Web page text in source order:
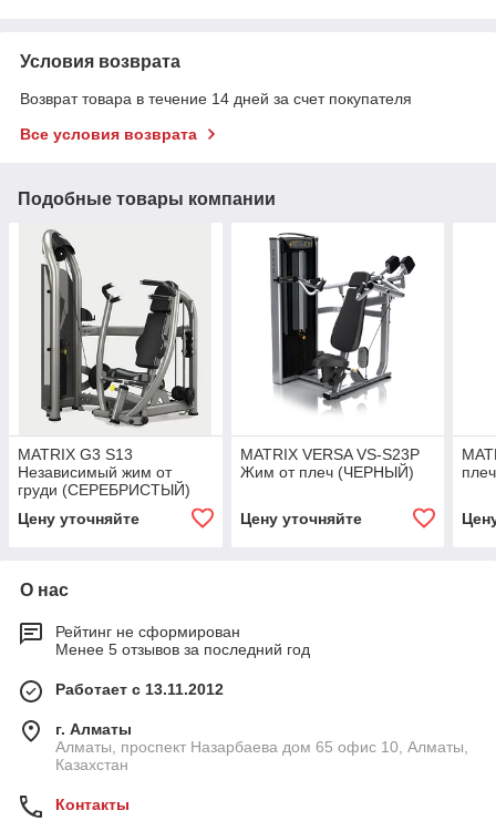
Условия возврата
Возврат товара в течение 14 дней за счет покупателя
Все условия возврата
Подобные товары компании
MATRIX G3 S13
Независимый жим от
груди (СЕРЕБРИСТЫЙ)
Цену уточняйте
MATRIX VERSA VS-S23P
Жим от плеч (ЧЕРНЫЙ)
Цену уточняйте
О нас
Рейтинг не сформирован
Менее 5 отзывов за последний год
Работает с 13.11.2012
г. Алматы
Алматы, проспект Назарбаева дом 65 офис 10, Алматы,
Казахстан
Контакты